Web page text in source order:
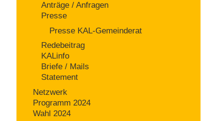
Anträge / Anfragen
Presse
Presse KAL-Gemeinderat
Redebeitrag
KALinfo
Briefe / Mails
Statement
Netzwerk
Programm 2024
Wahl 2024